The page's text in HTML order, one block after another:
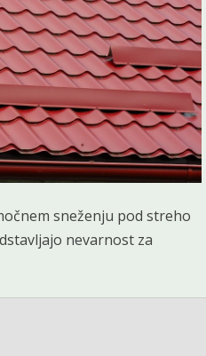
sneženju pod streho
nevarnost za